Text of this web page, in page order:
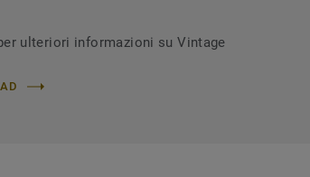
ulteriori informazioni su Vintage